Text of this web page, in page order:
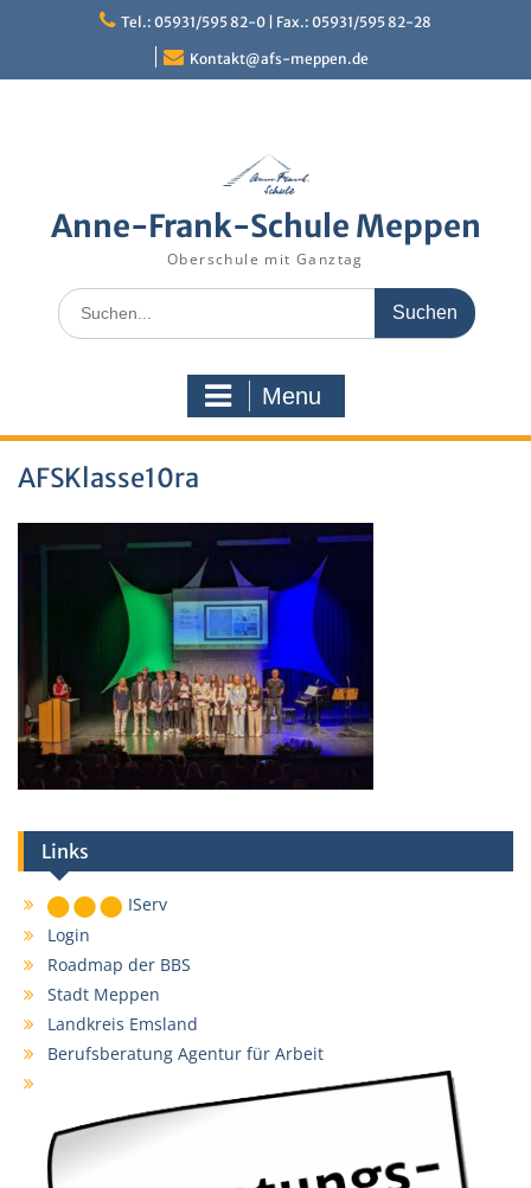
Tel.: 05931/595 82-0 | Fax.: 05931/595 82-28
Kontakt@afs-meppen.de
Anne-Frank-Schule Meppen
Oberschule mit Ganztag
Search
for:
Menu
AFSKlasse10ra
Links
IServ
Login
Roadmap der BBS
Stadt Meppen
Landkreis Emsland
Berufsberatung Agentur für Arbeit